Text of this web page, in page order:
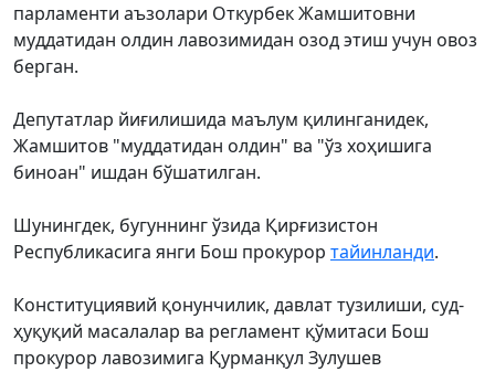
парламенти аъзолари Откурбек Жамшитовни
муддатидан олдин лавозимидан озод этиш учун овоз
берган.
Депутатлар йиғилишида маълум қилинганидек,
Жамшитов "муддатидан олдин" ва "ўз хоҳишига
биноан" ишдан бўшатилган.
Шунингдек, бугуннинг ўзида Қирғизистон
Республикасига янги Бош прокурор тайинланди.
Конституциявий қонунчилик, давлат тузилиши, суд-
ҳуқуқий масалалар ва регламент қўмитаси Бош
прокурор лавозимига Қурманқул Зулушев